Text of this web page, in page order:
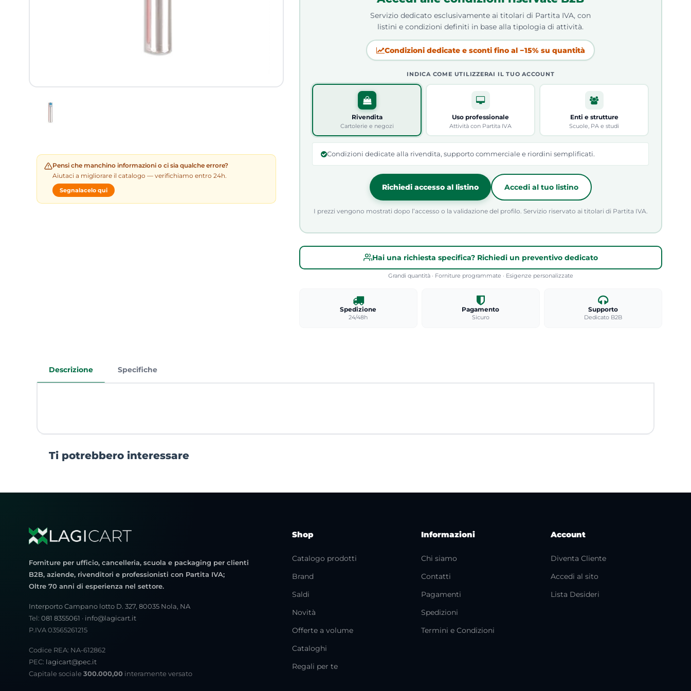
Pensi che manchino informazioni o ci sia qualche errore?
Aiutaci a migliorare il catalogo — verifichiamo entro 24h.
Segnalacelo qui
Servizio dedicato esclusivamente ai titolari di Partita IVA, con
listini e condizioni definiti in base alla tipologia di attività.
Condizioni dedicate e sconti fino al −15% su quantità
INDICA COME UTILIZZERAI IL TUO ACCOUNT
Rivendita
Cartolerie e negozi
Uso professionale
Attività con Partita IVA
Enti e strutture
Scuole, PA e studi
Condizioni dedicate alla rivendita, supporto commerciale e riordini semplificati.
Richiedi accesso al listino Accedi al tuo listino
I prezzi vengono mostrati dopo l’accesso o la validazione del profilo. Servizio riservato ai titolari di Partita IVA.
Hai una richiesta specifica? Richiedi un preventivo dedicato
Grandi quantità · Forniture programmate · Esigenze personalizzate
Spedizione
24/48h
Pagamento
Sicuro
Supporto
Dedicato B2B
Descrizione Specifiche
Ti potrebbero interessare
Forniture per ufficio, cancelleria, scuola e packaging per clienti
B2B, aziende, rivenditori e professionisti con Partita IVA;
Oltre 70 anni di esperienza nel settore.
Interporto Campano lotto D. 327, 80035 Nola, NA
Tel: 081 8355061 · info@lagicart.it
P.IVA 03565261215
Codice REA: NA-612862
PEC: lagicart@pec.it
Capitale sociale 300.000,00 interamente versato
Shop
Catalogo prodotti
Brand
Saldi
Novità
Offerte a volume
Cataloghi
Regali per te
Informazioni
Chi siamo
Contatti
Pagamenti
Spedizioni
Termini e Condizioni
Account
Diventa Cliente
Accedi al sito
Lista Desideri